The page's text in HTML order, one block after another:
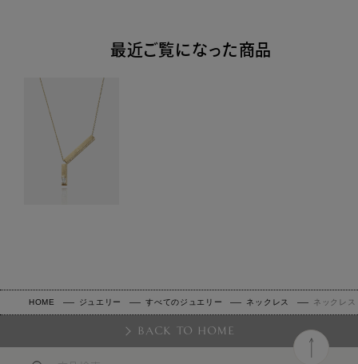
最近ご覧になった商品
HOME ジュエリー すべてのジュエリー ネックレス ネックレ
BACK TO HOME